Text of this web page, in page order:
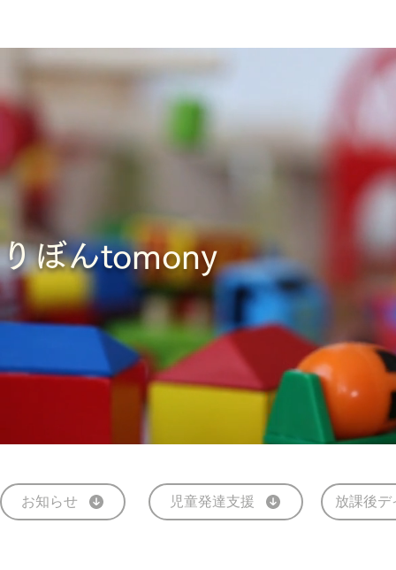
​りぼんtomony
お知らせ 児童発達支援 放課後デ